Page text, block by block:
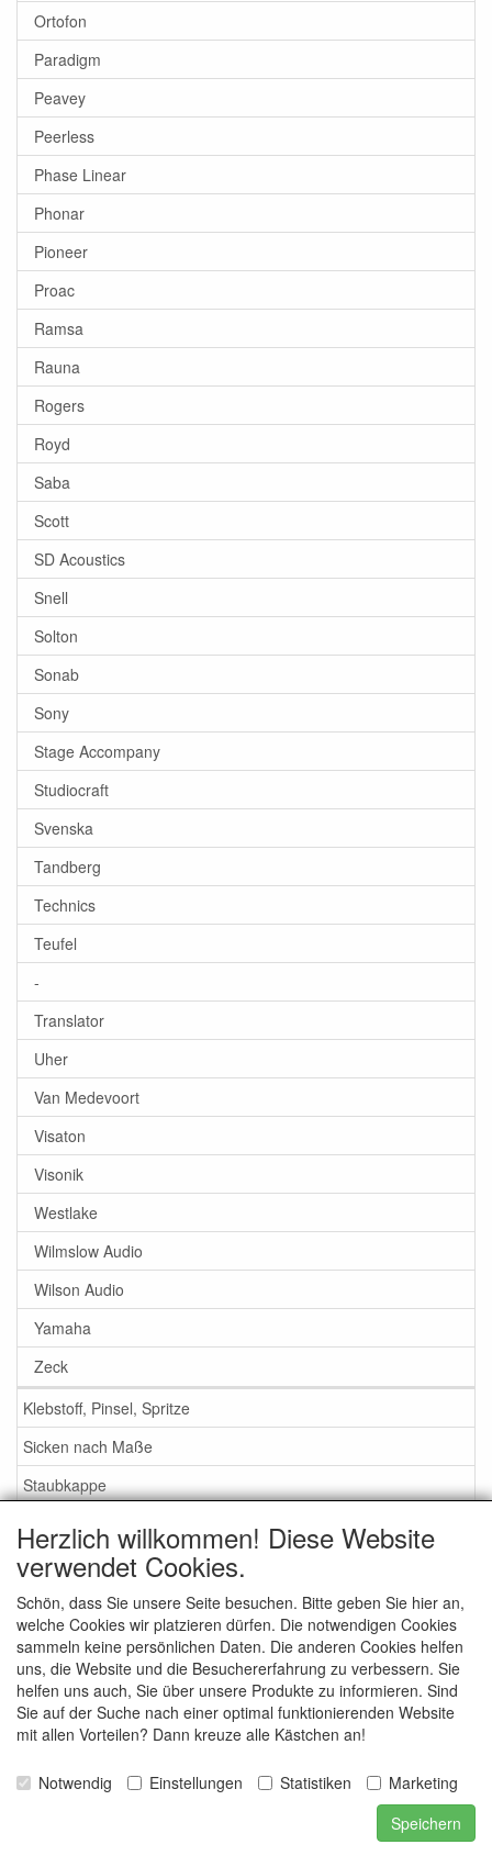
Ortofon
Paradigm
Peavey
Peerless
Phase Linear
Phonar
Pioneer
Proac
Ramsa
Rauna
Rogers
Royd
Saba
Scott
SD Acoustics
Snell
Solton
Sonab
Sony
Stage Accompany
Studiocraft
Svenska
Tandberg
Technics
Teufel
-
Translator
Uher
Van Medevoort
Visaton
Visonik
Westlake
Wilmslow Audio
Wilson Audio
Yamaha
Zeck
Klebstoff, Pinsel, Spritze
Sicken nach Maße
Staubkappe
Service
Schaumstoff oder Gummi Sicken?
Wichtig bei Bestellung
Nachrichten
Kontakt
Allgemeine Verkaufsbedingungen
Herzlich willkommen! Diese Website
verwendet Cookies.
Schön, dass Sie unsere Seite besuchen. Bitte geben Sie hier an,
welche Cookies wir platzieren dürfen. Die notwendigen Cookies
sammeln keine persönlichen Daten. Die anderen Cookies helfen
uns, die Website und die Besuchererfahrung zu verbessern. Sie
helfen uns auch, Sie über unsere Produkte zu informieren. Sind
Sie auf der Suche nach einer optimal funktionierenden Website
mit allen Vorteilen? Dann kreuze alle Kästchen an!
Notwendig Einstellungen Statistiken
Marketing
Speichern